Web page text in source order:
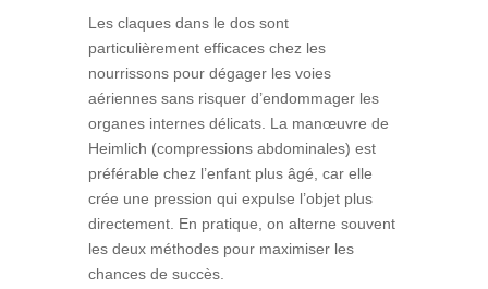
Les claques dans le dos sont
particulièrement efficaces chez les
nourrissons pour dégager les voies
aériennes sans risquer d’endommager les
organes internes délicats. La manœuvre de
Heimlich (compressions abdominales) est
préférable chez l’enfant plus âgé, car elle
crée une pression qui expulse l’objet plus
directement. En pratique, on alterne souvent
les deux méthodes pour maximiser les
chances de succès.